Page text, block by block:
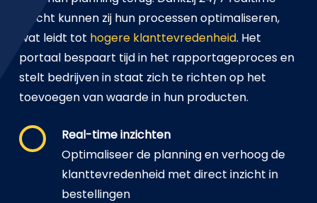
inzicht kunnen zij hun processen optimaliseren,
wat leidt tot hogere klanttevredenheid. Het
portaal bespaart tijd in het rapportageproces en
stelt bedrijven in staat zich te richten op het
toevoegen van waarde in hun producten.
Real-time inzichten
Optimaliseer de planning en verhoog de
klanttevredenheid met direct inzicht in
bestellingen